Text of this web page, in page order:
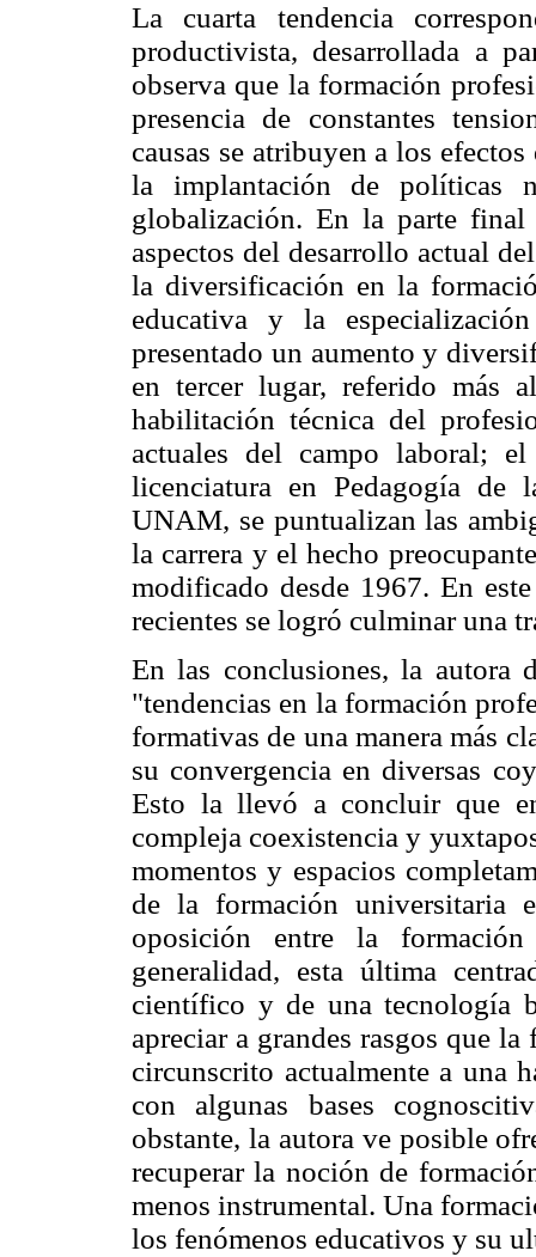
La cuarta tendencia
productivista, desarrollada a
observa que la formación
presencia de constantes
causas se atribuyen a los
la implantación de políticas
globalización. En la parte final
aspectos del desarrollo actual
la diversificación en la
educativa y la
presentado un aumento y
en tercer lugar, referido más
habilitación técnica del
actuales del campo laboral;
licenciatura en Pedagogía
UNAM, se puntualizan las
la carrera y el hecho
modificado desde 1967. En
recientes se logró culminar una
En las conclusiones, la autora
"tendencias en la formación
formativas de una manera más
su convergencia en diversas
Esto la llevó a concluir que
compleja coexistencia y
momentos y espacios
de la formación universitaria
oposición entre la
generalidad, esta última
científico y de una tecnología
apreciar a grandes rasgos que
circunscrito actualmente a una
con algunas bases
obstante, la autora ve posible
recuperar la noción de
menos instrumental. Una
los fenómenos educativos y su